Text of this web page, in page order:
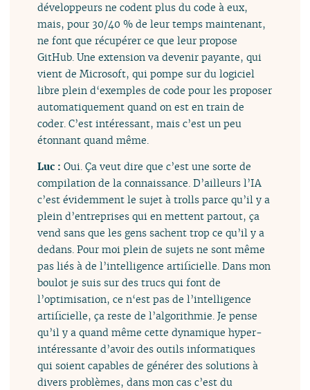
développeurs ne codent plus du code à eux,
mais, pour 30/40 % de leur temps maintenant,
ne font que récupérer ce que leur propose
GitHub. Une extension va devenir payante, qui
vient de Microsoft, qui pompe sur du logiciel
libre plein d‘exemples de code pour les proposer
automatiquement quand on est en train de
coder. C’est intéressant, mais c’est un peu
étonnant quand même.
Luc :Oui. Ça veut dire que c’est une sorte de
compilation de la connaissance. D’ailleurs l’IA
c’est évidemment le sujet à trolls parce qu’il y a
plein d’entreprises qui en mettent partout, ça
vend sans que les gens sachent trop ce qu’il y a
dedans. Pour moi plein de sujets ne sont même
pas liés à de l’intelligence artificielle. Dans mon
boulot je suis sur des trucs qui font de
l’optimisation, ce n‘est pas de l’intelligence
artificielle, ça reste de l’algorithmie. Je pense
qu’il y a quand même cette dynamique hyper-
intéressante d’avoir des outils informatiques
qui soient capables de générer des solutions à
divers problèmes, dans mon cas c’est du